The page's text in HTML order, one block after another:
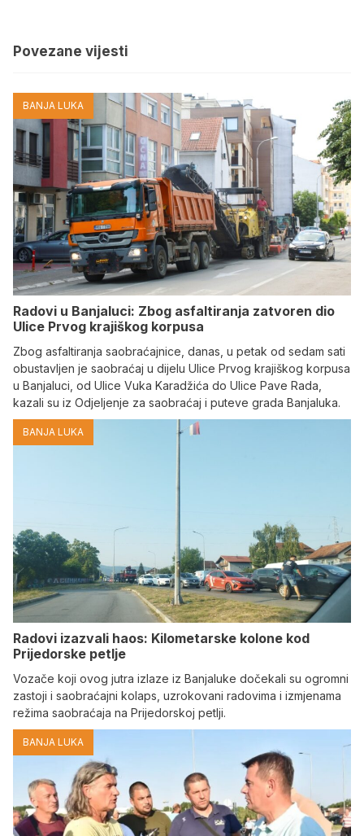
Povezane vijesti
BANJA LUKA
Radovi u Banjaluci: Zbog asfaltiranja zatvoren dio
Ulice Prvog krajiškog korpusa
Zbog asfaltiranja saobraćajnice, danas, u petak od sedam sati
obustavljen je saobraćaj u dijelu Ulice Prvog krajiškog korpusa
u Banjaluci, od Ulice Vuka Karadžića do Ulice Pave Rada,
kazali su iz Odjeljenje za saobraćaj i puteve grada Banjaluka.
BANJA LUKA
Radovi izazvali haos: Kilometarske kolone kod
Prijedorske petlje
Vozače koji ovog jutra izlaze iz Banjaluke dočekali su ogromni
zastoji i saobraćajni kolaps, uzrokovani radovima i izmjenama
režima saobraćaja na Prijedorskoj petlji.
BANJA LUKA